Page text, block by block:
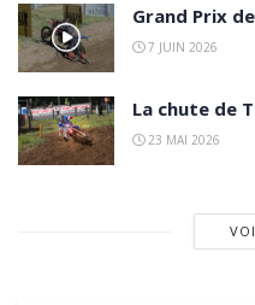
Grand Prix
7 JUIN 2026
La chute de
23 MAI 2026